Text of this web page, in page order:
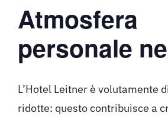
Atmosfera
personale
L’Hotel Leitner è volutamente
ridotte: questo contribuisce a